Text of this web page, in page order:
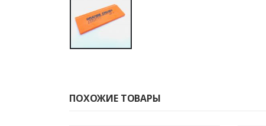
ПОХОЖИЕ ТОВАРЫ